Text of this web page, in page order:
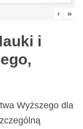
› »
i
Wyższego dla